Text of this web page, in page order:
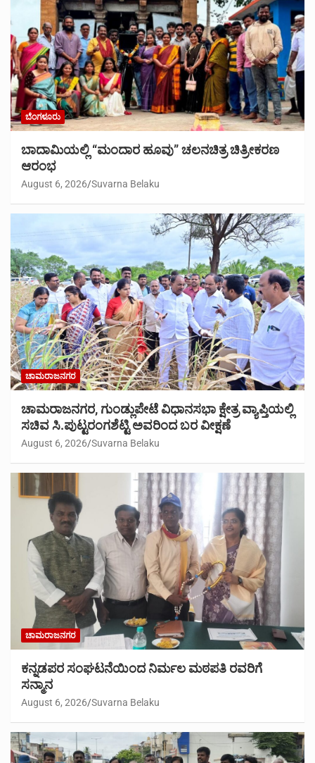
ಬೆಂಗಳೂರು
ಬಾದಾಮಿಯಲ್ಲಿ “ಮಂದಾರ ಹೂವು” ಚಲನಚಿತ್ರ ಚಿತ್ರೀಕರಣ
ಆರಂಭ
August 6, 2026 Suvarna Belaku
ಚಾಮರಾಜನಗರ
ಚಾಮರಾಜನಗರ, ಗುಂಡ್ಲುಪೇಟೆ ವಿಧಾನಸಭಾ ಕ್ಷೇತ್ರ ವ್ಯಾಪ್ತಿಯಲ್ಲಿ
ಸಚಿವ ಸಿ.ಪುಟ್ಟರಂಗಶೆಟ್ಟಿ ಅವರಿಂದ ಬರ ವೀಕ್ಷಣೆ
August 6, 2026 Suvarna Belaku
ಚಾಮರಾಜನಗರ
ಕನ್ನಡಪರ ಸಂಘಟನೆಯಿಂದ ನಿರ್ಮಲ ಮಠಪತಿ ರವರಿಗೆ
ಸನ್ಮಾನ
August 6, 2026 Suvarna Belaku